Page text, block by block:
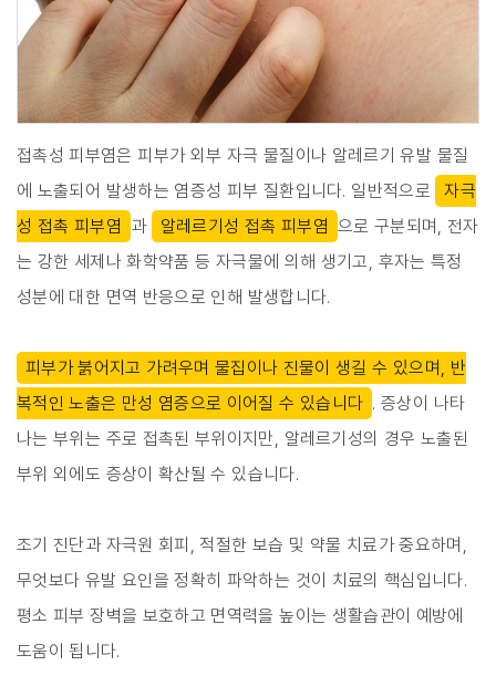
접촉성 피부염은 피부가 외부 자극 물질이나 알레르기 유발 물질
에 노출되어 발생하는 염증성 피부 질환입니다. 일반적으로
자극
성 접촉 피부염 과 알레르기성 접촉 피부염 으로 구분되며, 전자
는 강한 세제나 화학약품 등 자극물에 의해 생기고, 후자는 특정
성분에 대한 면역 반응으로 인해 발생합니다.
피부가 붉어지고 가려우며 물집이나 진물이 생길 수 있으며, 반
복적인 노출은 만성 염증으로 이어질 수 있습니다 . 증상이 나타
나는 부위는 주로 접촉된 부위이지만, 알레르기성의 경우 노출된
부위 외에도 증상이 확산될 수 있습니다.
조기 진단과 자극원 회피, 적절한 보습 및 약물 치료가 중요하며,
무엇보다 유발 요인을 정확히 파악하는 것이 치료의 핵심입니다.
평소 피부 장벽을 보호하고 면역력을 높이는 생활습관이 예방에
도움이 됩니다.